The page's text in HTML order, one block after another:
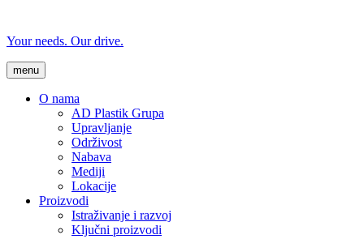
Your needs. Our drive.
menu
O nama
AD Plastik Grupa
Upravljanje
Održivost
Nabava
Mediji
Lokacije
Proizvodi
Istraživanje i razvoj
Ključni proizvodi